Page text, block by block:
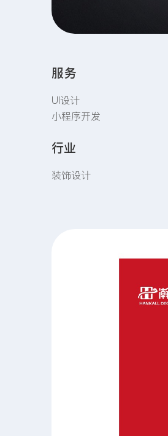
服务
UI设计
小程序开发
行业
装饰设计